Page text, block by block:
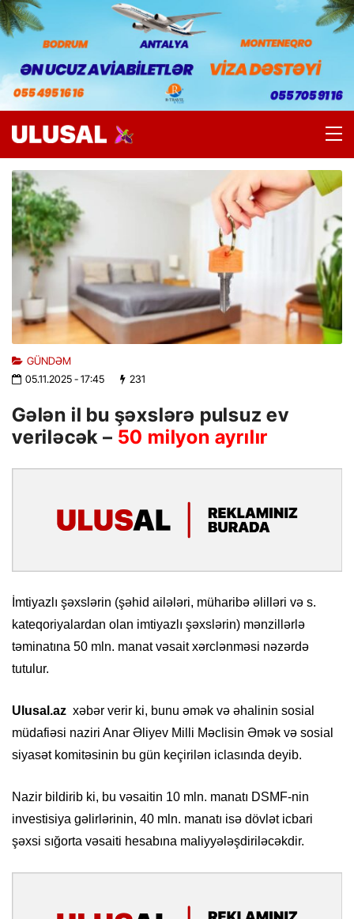
GÜNDƏM
05.11.2025- 17:45 231
Gələn il bu şəxslərə pulsuz ev
veriləcək – 50 milyon ayrılır
İmtiyazlı şəxslərin (şəhid ailələri, müharibə əlilləri və s.
kateqoriyalardan olan imtiyazlı şəxslərin) mənzillərlə
təminatına 50 mln. manat vəsait xərclənməsi nəzərdə
tutulur.
Ulusal.az xəbər verir ki, bunu əmək və əhalinin sosial
müdafiəsi naziri Anar Əliyev Milli Məclisin Əmək və sosial
siyasət komitəsinin bu gün keçirilən iclasında deyib.
Nazir bildirib ki, bu vəsaitin 10 mln. manatı DSMF-nin
investisiya gəlirlərinin, 40 mln. manatı isə dövlət icbari
şəxsi sığorta vəsaiti hesabına maliyyələşdiriləcəkdir.